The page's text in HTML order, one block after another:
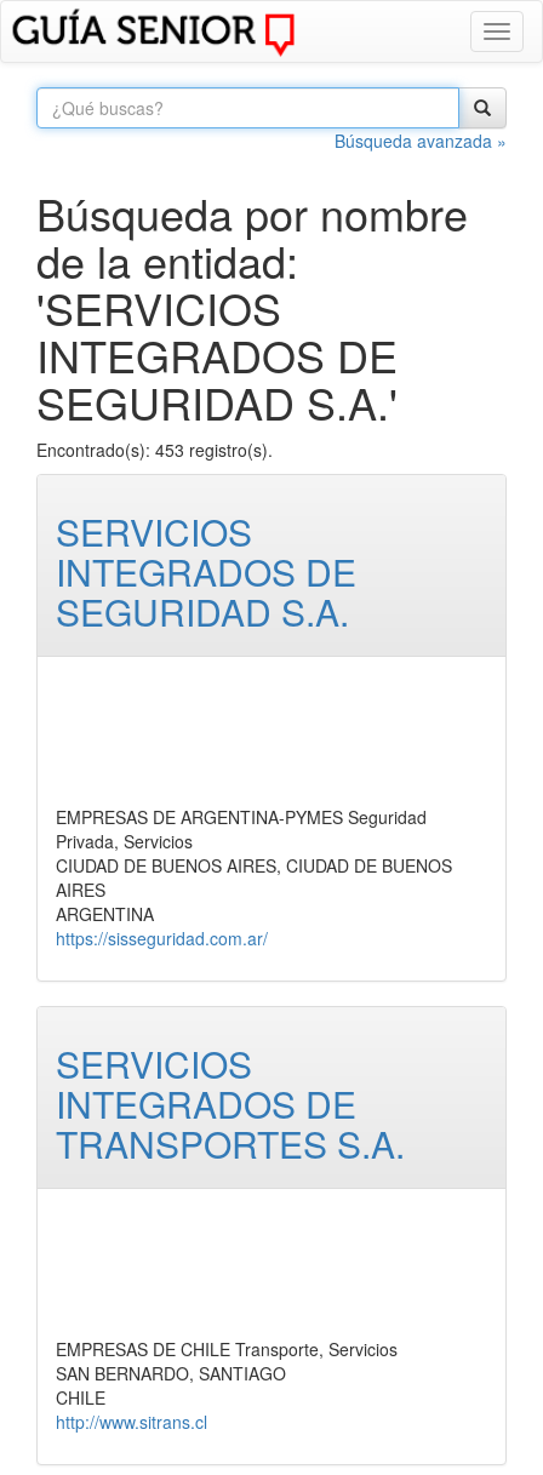
Búsqueda avanzada »
Búsqueda por nombre
de la entidad:
'SERVICIOS
INTEGRADOS DE
SEGURIDAD S.A.'
Encontrado(s): 453 registro(s).
SERVICIOS
INTEGRADOS DE
SEGURIDAD S.A.
EMPRESAS DE ARGENTINA-PYMES Seguridad
Privada, Servicios
CIUDAD DE BUENOS AIRES, CIUDAD DE BUENOS
AIRES
ARGENTINA
https://sisseguridad.com.ar/
SERVICIOS
INTEGRADOS DE
TRANSPORTES S.A.
EMPRESAS DE CHILE Transporte, Servicios
SAN BERNARDO, SANTIAGO
CHILE
http://www.sitrans.cl